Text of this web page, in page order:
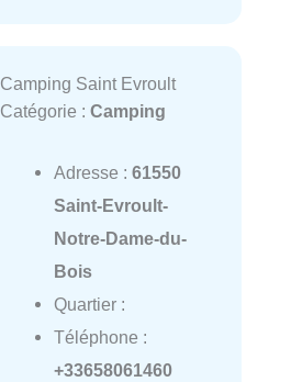
Camping Saint Evroult
Catégorie : Camping
Adresse : 61550
Saint-Evroult-
Notre-Dame-du-
Bois
Quartier :
Téléphone :
+33658061460